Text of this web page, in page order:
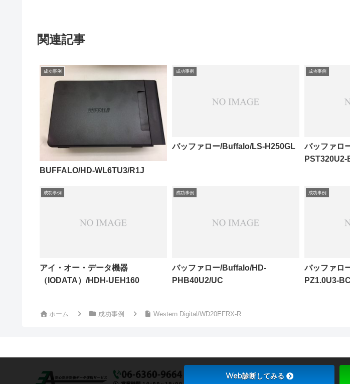
関連記事
成功事例
BUFFALO/HD-WL6TU3/R1J
成功事例
バッファロー/Buffalo/LS-H250GL
成功事例
バッファロ
PST320U2-
成功事例
アイ・オー・データ機器
（IODATA）/HDH-UEH160
成功事例
バッファロー/Buffalo/HD-
PHB40U2/UC
成功事例
バッファロ
PZ1.0U3-BC
ホーム 成功事例 Western Digital/WD20EFRX-R
Web診断してみる